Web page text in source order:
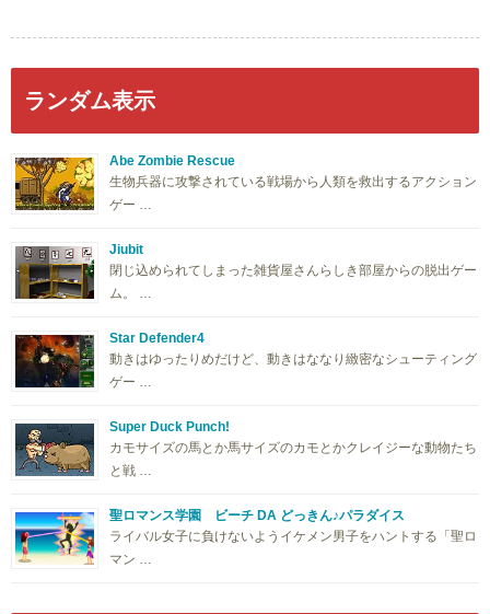
ランダム表示
Abe Zombie Rescue
生物兵器に攻撃されている戦場から人類を救出するアクション
ゲー …
Jiubit
閉じ込められてしまった雑貨屋さんらしき部屋からの脱出ゲー
ム。 …
Star Defender4
動きはゆったりめだけど、動きはななり緻密なシューティング
ゲー …
Super Duck Punch!
カモサイズの馬とか馬サイズのカモとかクレイジーな動物たち
と戦 …
聖ロマンス学園 ビーチ DA どっきん♪パラダイス
ライバル女子に負けないようイケメン男子をハントする「聖ロ
マン …